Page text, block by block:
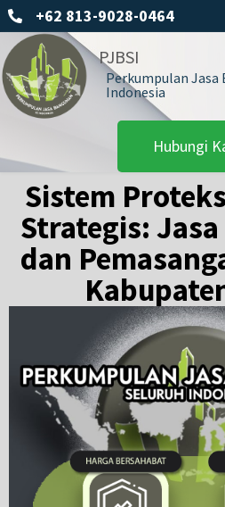
+62 813-9028-0464
PJBSI
Perkumpulan Jasa
Indonesia
Hubungi
Sistem
Strategis:
dan